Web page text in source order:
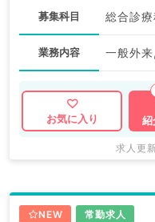
募集科目 総合診療
業務内容 一般外
お気に入り
紹
求人更
NEW 常勤求人